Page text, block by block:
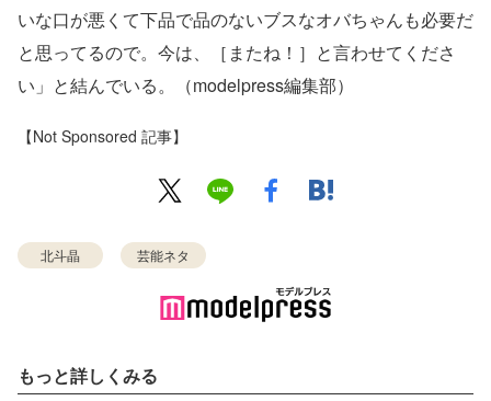
いな口が悪くて下品で品のないブスなオバちゃんも必要だ
と思ってるので。今は、［またね！］と言わせてくださ
い」と結んでいる。（modelpress編集部）
【Not Sponsored 記事】
北斗晶 芸能ネタ
もっと詳しくみる